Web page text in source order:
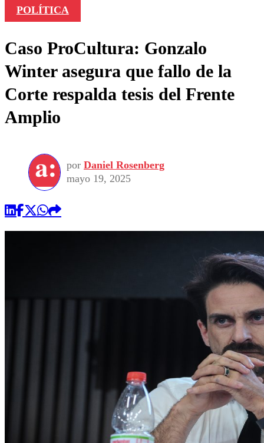
POLÍTICA
Caso ProCultura: Gonzalo
Winter asegura que fallo de la
Corte respalda tesis del Frente
Amplio
por Daniel Rosenberg
mayo 19, 2025